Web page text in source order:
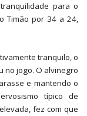
para o
Timão por 34 a 24,
tranquilo, o
no jogo. O alvinegro
e mantendo o
típico de
fez com que